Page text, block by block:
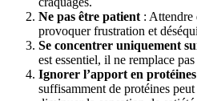
Ne pas être patient : Attendre
provoquer frustration et
Se concentrer uniquement
est essentiel, il ne remplace
Ignorer l’apport en protéines
suffisamment de protéines